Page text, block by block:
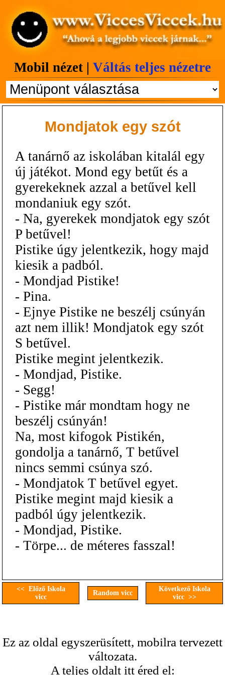
Mobil nézet | Váltás teljes nézetre
Mondjatok egy szót
A tanárnő az iskolában kitalál egy
új játékot. Mond egy betűt és a
gyerekeknek azzal a betűvel kell
mondaniuk egy szót.
- Na, gyerekek mondjatok egy szót
P betűvel!
Pistike úgy jelentkezik, hogy majd
kiesik a padból.
- Mondjad Pistike!
- Pina.
- Ejnye Pistike ne beszélj csúnyán
azt nem illik! Mondjatok egy szót
S betűvel.
Pistike megint jelentkezik.
- Mondjad, Pistike.
- Segg!
- Pistike már mondtam hogy ne
beszélj csúnyán!
Na, most kifogok Pistikén,
gondolja a tanárnő, T betűvel
nincs semmi csúnya szó.
- Mondjatok T betűvel egyet.
Pistike megint majd kiesik a
padból úgy jelentkezik.
- Mondjad, Pistike.
- Törpe... de méteres fasszal!
<< Előző Iskola
vicc
Random vicc
Következő Iskola
vicc >>
Ez az oldal egyszerüsített, mobilra tervezett
változata.
A teljes oldalt itt éred el: